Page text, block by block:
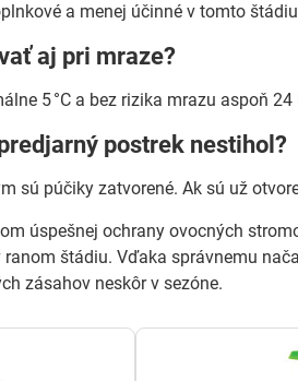
a menej účinné v tomto
aj pri mraze?
5 °C a bez rizika mrazu aspoň
postrek nestihol?
sú púčiky zatvorené. Ak sú už
úspešnej ochrany ovocných
štádiu. Vďaka správnemu
zásahov neskôr v sezóne.